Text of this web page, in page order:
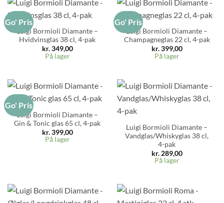
Go' Pris
Luigi Bormioli Diamante –
Hvidvinsglas 38 cl, 4-pak
kr.349,00
På lager
Go' Pris
Luigi Bormioli Diamante –
Champagneglas 22 cl, 4-pak
kr.399,00
På lager
Go' Pris
Luigi Bormioli Diamante –
Gin & Tonic glas 65 cl, 4-pak
kr.399,00
På lager
Luigi Bormioli Diamante –
Vandglas/Whiskyglas 38 cl,
4-pak
kr.289,00
På lager